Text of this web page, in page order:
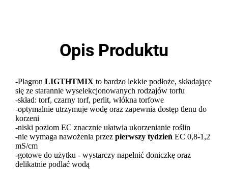
Opis Produktu
-Plagron LIGTHTMIX to bardzo lekkie podłoże, składające
się ze starannie wyselekcjonowanych rodzajów torfu
-skład: torf, czarny torf, perlit, włókna torfowe
-optymalnie utrzymuje wodę oraz zapewnia dostęp tlenu do
korzeni
-niski poziom EC znacznie ułatwia ukorzenianie roślin
-nie wymaga nawożenia przez pierwszy tydzień EC 0,8-1,2
mS/cm
-gotowe do użytku - wystarczy napełnić doniczkę oraz
delikatnie podlać wodą